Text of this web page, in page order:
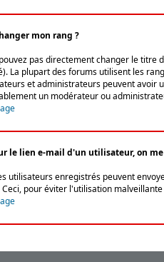
mon rang ?
pas directement changer le
La plupart des forums utilisent les
et administrateurs peuvent avoir
un modérateur ou
le lien e-mail d'un utilisateur, on
utilisateurs enregistrés peuvent
pour éviter l'utilisation